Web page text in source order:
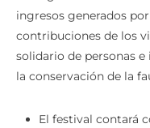
ingresos generados
contribuciones de los
solidario de personas
la conservación de la
El festival contará